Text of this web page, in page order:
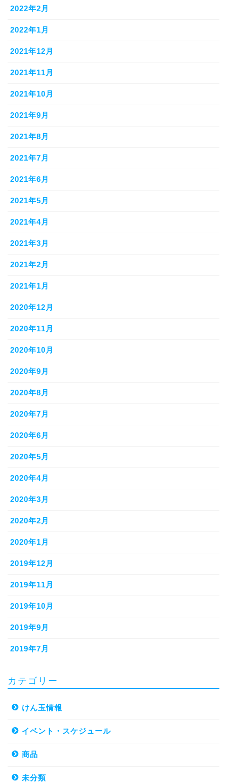
2022年2月
2022年1月
2021年12月
2021年11月
2021年10月
2021年9月
2021年8月
2021年7月
2021年6月
2021年5月
2021年4月
2021年3月
2021年2月
2021年1月
2020年12月
2020年11月
2020年10月
2020年9月
2020年8月
2020年7月
2020年6月
2020年5月
2020年4月
2020年3月
2020年2月
2020年1月
2019年12月
2019年11月
2019年10月
2019年9月
2019年7月
カテゴリー
けん玉情報
イベント・スケジュール
商品
未分類